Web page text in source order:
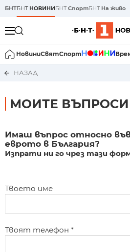
БНТБНТ НОВИНИБНТСпортБНТ На живо
НовиниСвятСпорт
НАЗАД
МОИТЕ ВЪПРОСИ
Имаш въпрос относно
еврото в България?
Изпрати ни го чрез тази
Твоето име
Твоят телефон *